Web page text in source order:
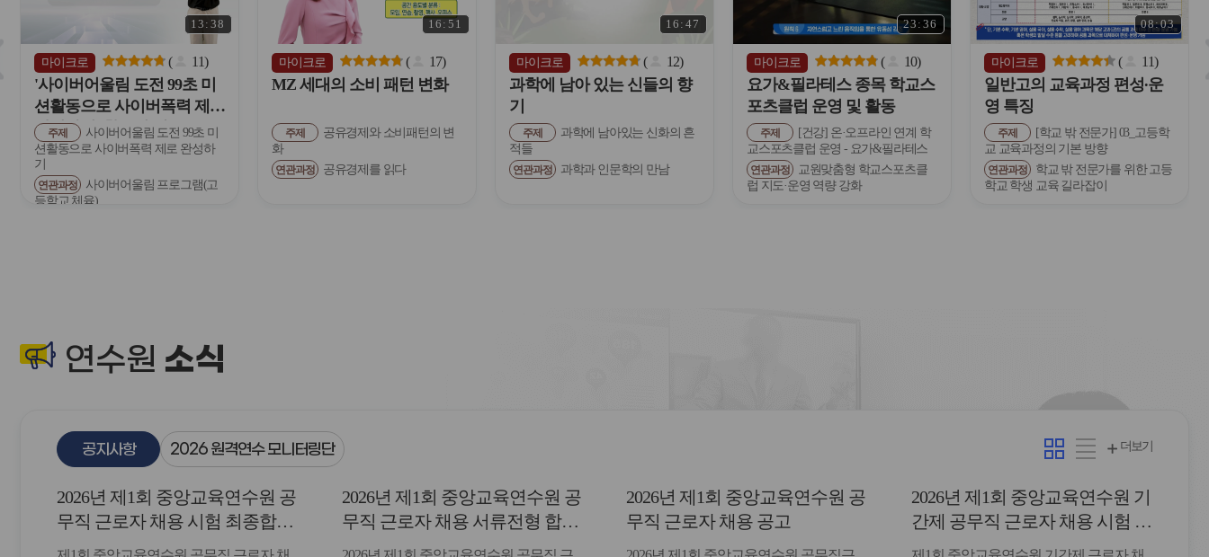
콘
13:38
마이크로 ( 11)
'사이버어울림 도전 99초 미
션활동으로 사이버폭력 제로
완성하기' 활동의 개요
주제
사이버어울림 도전 99초 미
션활동으로 사이버폭력 제로 완성하
기
연관과정
사이버어울림 프로그램(고
등학교 체육)
콘
16:51
마이크로 ( 17)
MZ 세대의 소비 패턴 변화
주제
공유경제와 소비패턴의 변
화
연관과정 공유경제를 읽다
16:47
마이크로 ( 12)
과학에 남아 있는 신들의 향
기
주제
과학에 남아있는 신화의 흔
적들
연관과정 과학과 인문학의 만남
23:36
마이크로 ( 10)
요가&필라테스 종목 학교스
포츠클럽 운영 및 활동
주제
[건강] 온·오프라인 연계 학
교스포츠클럽 운영 - 요가&필라테스
연관과정
교원맞춤형 학교스포츠클
럽 지도·운영 역량 강화
콘
08:03
마이크로 ( 11)
일반고의 교육과정 편성∙운
영 특징
주제
[학교 밖 전문가] 03_고등학
교 교육과정의 기본 방향
연관과정
학교 밖 전문가를 위한 고등
학교 학생 교육 길라잡이
연수원 소식
공지사항 2026 원격연수 모니터링단
카
리
형
더보기
2026년 제1회 중앙교육연수원 공
무직 근로자 채용 시험 최종합격
자 발표 및 등록 안내
2026년 제1회 중앙교육연수원 공
무직 근로자 채용 서류전형 합격
자 및 면접일정 안내
2026년 제1회 중앙교육연수원 공
무직 근로자 채용 공고
2026년 제1회 중앙교육연수원 기
간제 공무직 근로자 채용 시험 최
종합격자 발표 및 등록 안내